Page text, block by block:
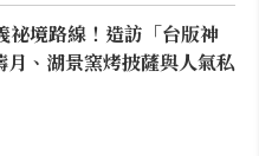
祕境路線！造訪「台版神
、湖景窯烤披薩與人氣私